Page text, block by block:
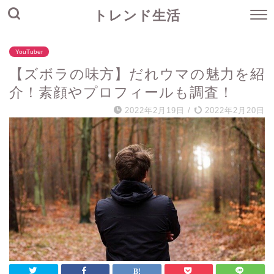
トレンド生活
YouTuber
【ズボラの味方】だれウマの魅力を紹
介！素顔やプロフィールも調査！
2022年2月19日 / 2022年2月20日